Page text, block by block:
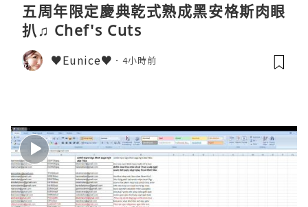
五周年限定慶典乾式熟成黑安格斯肉眼
扒♫ Chef's Cuts
♥Eunice♥ 4小時前